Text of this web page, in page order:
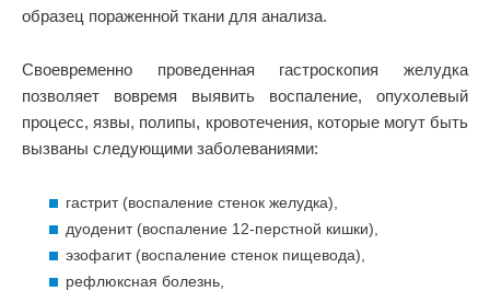
образец пораженной ткани для анализа.
Своевременно проведенная гастроскопия желудка
позволяет вовремя выявить воспаление, опухолевый
процесс, язвы, полипы, кровотечения, которые могут быть
вызваны следующими заболеваниями:
гастрит (воспаление стенок желудка),
дуоденит (воспаление 12-перстной кишки),
эзофагит (воспаление стенок пищевода),
рефлюксная болезнь,